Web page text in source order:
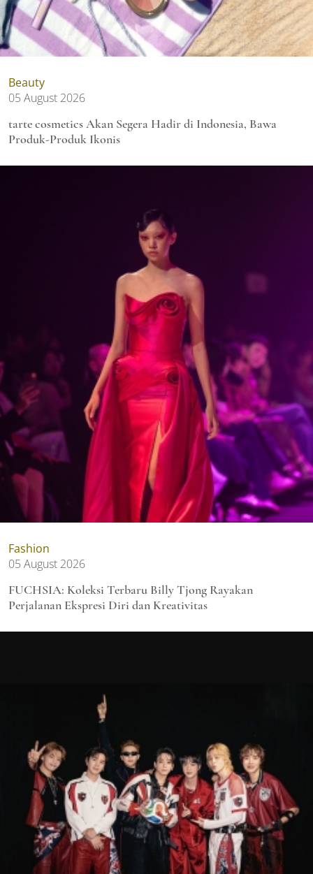
Beauty
05 August 2026
tarte cosmetics Akan Segera Hadir di Indonesia, Bawa
Produk-Produk Ikonis
Fashion
05 August 2026
FUCHSIA: Koleksi Terbaru Billy Tjong Rayakan
Perjalanan Ekspresi Diri dan Kreativitas